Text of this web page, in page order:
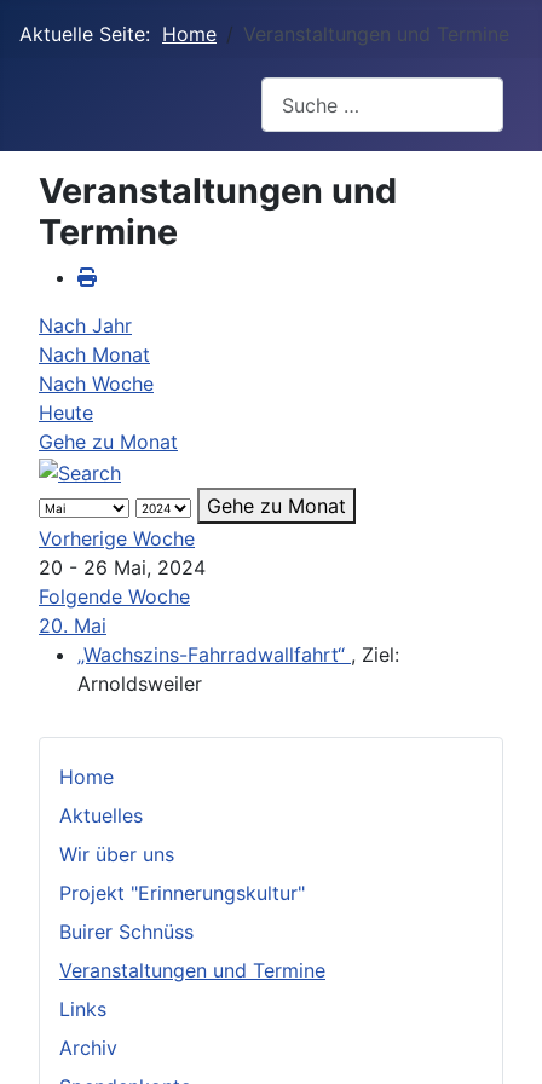
Aktuelle Seite: Home Veranstaltungen und Termine
Home
Aktuelles
Wir über uns
Projekt "Erinnerungskultur"
Buirer Schnüss
Veranstaltungen und Termine
Links
Archiv
Veranstaltungen und
Termine
Nach Jahr
Nach Monat
Nach Woche
Heute
Gehe zu Monat
Gehe zu Monat
Vorherige Woche
20 - 26 Mai, 2024
Folgende Woche
20. Mai
„Wachszins-Fahrradwallfahrt“ , Ziel:
Arnoldsweiler